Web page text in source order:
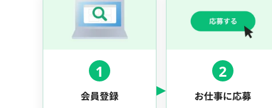
1
会員登録
2
お仕事に応募